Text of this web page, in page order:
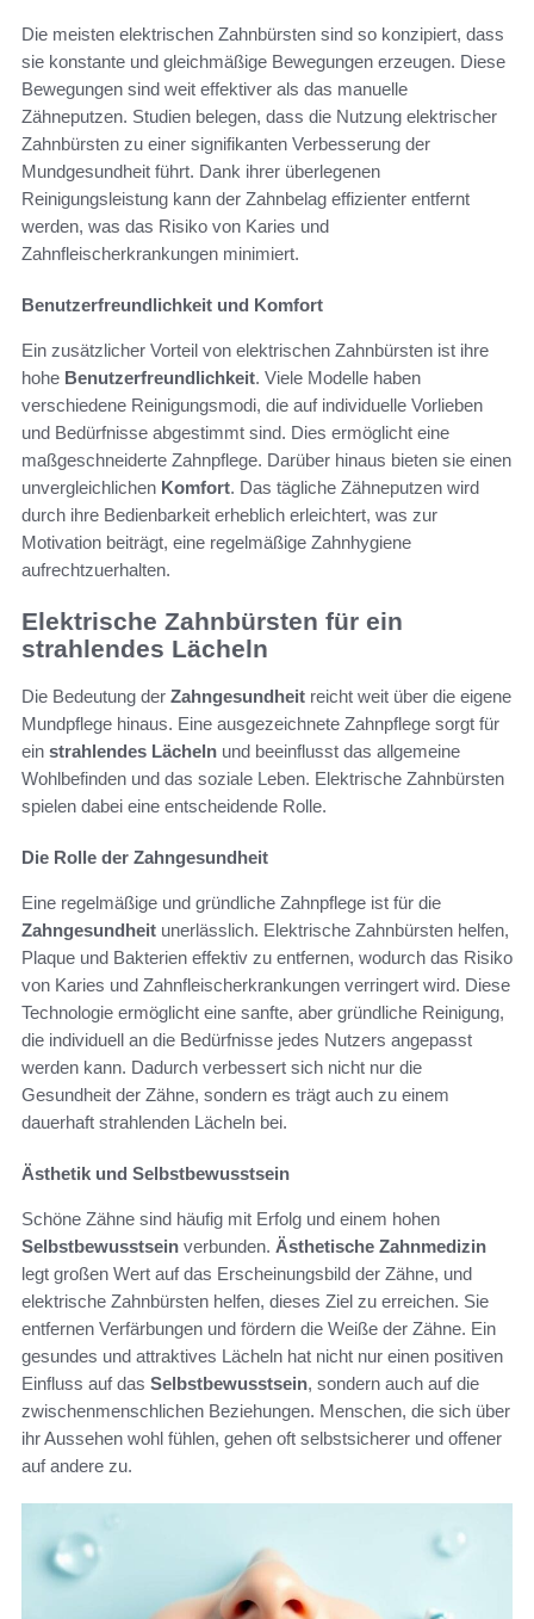
Die meisten elektrischen Zahnbürsten sind so konzipiert, dass
sie konstante und gleichmäßige Bewegungen erzeugen. Diese
Bewegungen sind weit effektiver als das manuelle
Zähneputzen. Studien belegen, dass die Nutzung elektrischer
Zahnbürsten zu einer signifikanten Verbesserung der
Mundgesundheit führt. Dank ihrer überlegenen
Reinigungsleistung kann der Zahnbelag effizienter entfernt
werden, was das Risiko von Karies und
Zahnfleischerkrankungen minimiert.
Benutzerfreundlichkeit und Komfort
Ein zusätzlicher Vorteil von elektrischen Zahnbürsten ist ihre
hohe Benutzerfreundlichkeit. Viele Modelle haben
verschiedene Reinigungsmodi, die auf individuelle Vorlieben
und Bedürfnisse abgestimmt sind. Dies ermöglicht eine
maßgeschneiderte Zahnpflege. Darüber hinaus bieten sie einen
unvergleichlichen Komfort. Das tägliche Zähneputzen wird
durch ihre Bedienbarkeit erheblich erleichtert, was zur
Motivation beiträgt, eine regelmäßige Zahnhygiene
aufrechtzuerhalten.
Elektrische Zahnbürsten für ein
strahlendes Lächeln
Die Bedeutung der Zahngesundheit reicht weit über die eigene
Mundpflege hinaus. Eine ausgezeichnete Zahnpflege sorgt für
ein strahlendes Lächeln und beeinflusst das allgemeine
Wohlbefinden und das soziale Leben. Elektrische Zahnbürsten
spielen dabei eine entscheidende Rolle.
Die Rolle der Zahngesundheit
Eine regelmäßige und gründliche Zahnpflege ist für die
Zahngesundheit unerlässlich. Elektrische Zahnbürsten helfen,
Plaque und Bakterien effektiv zu entfernen, wodurch das Risiko
von Karies und Zahnfleischerkrankungen verringert wird. Diese
Technologie ermöglicht eine sanfte, aber gründliche Reinigung,
die individuell an die Bedürfnisse jedes Nutzers angepasst
werden kann. Dadurch verbessert sich nicht nur die
Gesundheit der Zähne, sondern es trägt auch zu einem
dauerhaft strahlenden Lächeln bei.
Ästhetik und Selbstbewusstsein
Schöne Zähne sind häufig mit Erfolg und einem hohen
Selbstbewusstsein verbunden. Ästhetische Zahnmedizin
legt großen Wert auf das Erscheinungsbild der Zähne, und
elektrische Zahnbürsten helfen, dieses Ziel zu erreichen. Sie
entfernen Verfärbungen und fördern die Weiße der Zähne. Ein
gesundes und attraktives Lächeln hat nicht nur einen positiven
Einfluss auf das Selbstbewusstsein, sondern auch auf die
zwischenmenschlichen Beziehungen. Menschen, die sich über
ihr Aussehen wohl fühlen, gehen oft selbstsicherer und offener
auf andere zu.